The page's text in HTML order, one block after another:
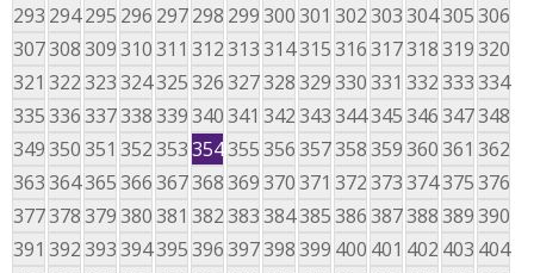
293 294295 296 297298 299300301 302303304305306
307308309310311 312313314315316317318319320
321 322323324325326327328329330331 332333334
335336337338339340341 342343344345346347348
349350351 352353354355356357358359360361 362
363364365366367368369370371 372373374375376
377378379380381 382383384385386387388389390
391 392393394395396397398399 400 401 402 403 404